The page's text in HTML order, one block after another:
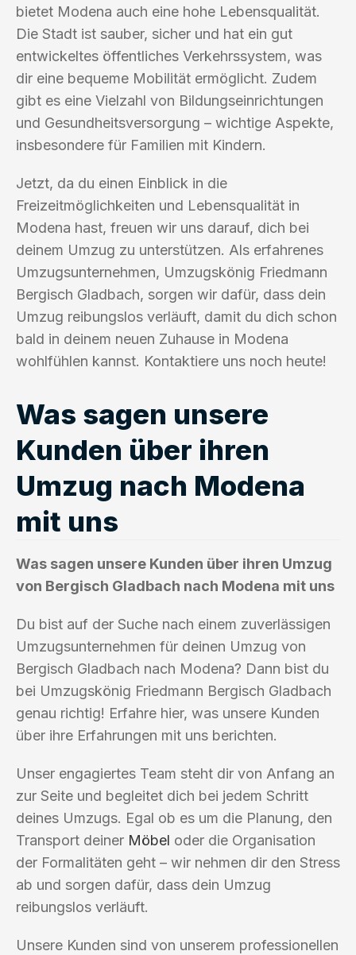
bietet Modena auch eine hohe Lebensqualität.
Die Stadt ist sauber, sicher und hat ein gut
entwickeltes öffentliches Verkehrssystem, was
dir eine bequeme Mobilität ermöglicht. Zudem
gibt es eine Vielzahl von Bildungseinrichtungen
und Gesundheitsversorgung – wichtige Aspekte,
insbesondere für Familien mit Kindern.
Jetzt, da du einen Einblick in die
Freizeitmöglichkeiten und Lebensqualität in
Modena hast, freuen wir uns darauf, dich bei
deinem Umzug zu unterstützen. Als erfahrenes
Umzugsunternehmen, Umzugskönig Friedmann
Bergisch Gladbach, sorgen wir dafür, dass dein
Umzug reibungslos verläuft, damit du dich schon
bald in deinem neuen Zuhause in Modena
wohlfühlen kannst. Kontaktiere uns noch heute!
Was sagen unsere
Kunden über ihren
Umzug nach Modena
mit uns
Was sagen unsere Kunden über ihren Umzug
von Bergisch Gladbach nach Modena mit uns
Du bist auf der Suche nach einem zuverlässigen
Umzugsunternehmen für deinen Umzug von
Bergisch Gladbach nach Modena? Dann bist du
bei Umzugskönig Friedmann Bergisch Gladbach
genau richtig! Erfahre hier, was unsere Kunden
über ihre Erfahrungen mit uns berichten.
Unser engagiertes Team steht dir von Anfang an
zur Seite und begleitet dich bei jedem Schritt
deines Umzugs. Egal ob es um die Planung, den
Transport deiner Möbel oder die Organisation
der Formalitäten geht – wir nehmen dir den Stress
ab und sorgen dafür, dass dein Umzug
reibungslos verläuft.
Unsere Kunden sind von unserem professionellen